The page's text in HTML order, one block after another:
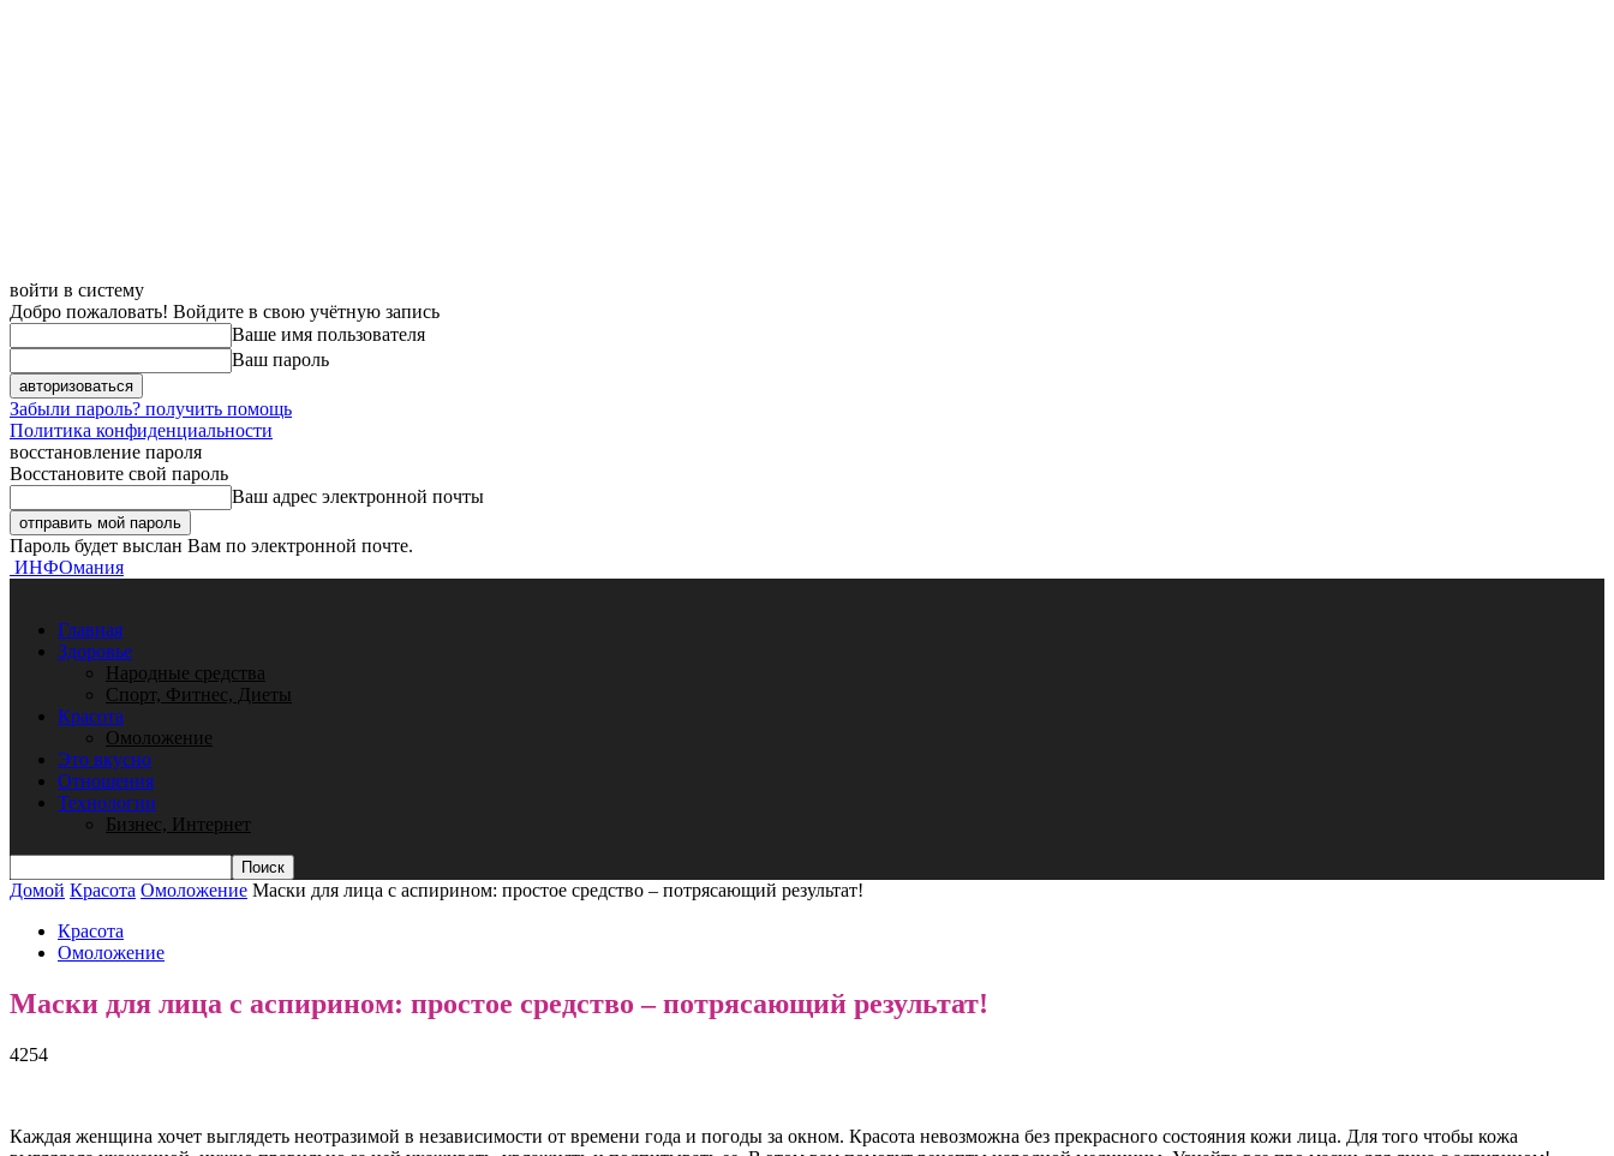
войти в систему
Добро пожаловать! Войдите в свою учётную запись
Ваше имя пользователя
Ваш пароль
Забыли пароль? получить помощь
Политика конфиденциальности
восстановление пароля
Восстановите свой пароль
Ваш адрес электронной почты
Пароль будет выслан Вам по электронной почте.
ИНФОмания
Главная
Здоровье
Народные средства
Спорт, Фитнес, Диеты
Красота
Омоложение
Это вкусно
Отношения
Технологии
Бизнес, Интернет
Домой Красота Омоложение Маски для лица с аспирином: простое средство – потрясающий результат!
Красота
Омоложение
Маски для лица с аспирином: простое средство – потрясающий результат!
4254
Каждая женщина хочет выглядеть неотразимой в независимости от времени года и погоды за окном. Красота невозможна без прекрасного состояния кожи лица. Для того чтобы кожа